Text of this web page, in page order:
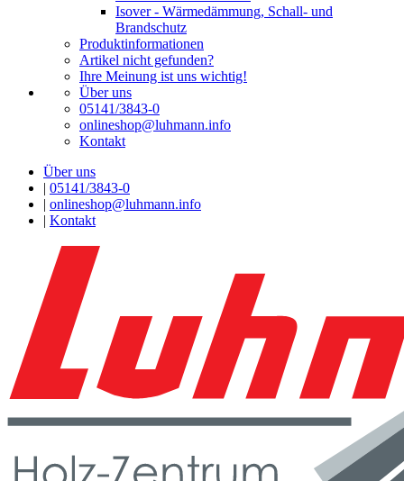
Isover - Wärmedämmung, Schall- und
Brandschutz
Produktinformationen
Artikel nicht gefunden?
Ihre Meinung ist uns wichtig!
Über uns
05141/3843-0
onlineshop@luhmann.info
Kontakt
Über uns
| 05141/3843-0
| onlineshop@luhmann.info
| Kontakt